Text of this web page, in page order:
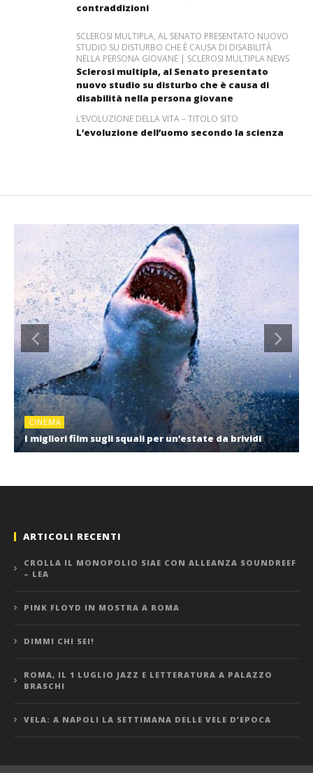
contraddizioni
SCLEROSI MULTIPLA, AL SENATO PRESENTATO NUOVO
STUDIO SU DISTURBO CHE È CAUSA DI DISABILITÀ
NELLA PERSONA GIOVANE | SCLEROSI MULTIPLA NEWS
Sclerosi multipla, al Senato presentato
nuovo studio su disturbo che è causa di
disabilità nella persona giovane
L’EVOLUZIONE DELLA VITA – TITOLO SITO
L’evoluzione dell’uomo secondo la scienza
CINEMA
I migliori film sugli squali per un’estate da brividi
ARTICOLI RECENTI
CROLLA IL MONOPOLIO SIAE CON ALLEANZA SOUNDREEF
– LEA
PINK FLOYD IN MOSTRA A ROMA
DIMMI CHI SEI!
ROMA, IL 1 LUGLIO JAZZ E LETTERATURA A PALAZZO
BRASCHI
VELA: A NAPOLI LA SETTIMANA DELLE VELE D’EPOCA